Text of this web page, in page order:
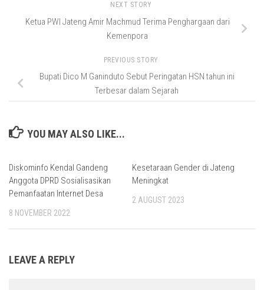
NEXT STORY
Ketua PWI Jateng Amir Machmud Terima Penghargaan dari
Kemenpora
PREVIOUS STORY
Bupati Dico M Ganinduto Sebut Peringatan HSN tahun ini
Terbesar dalam Sejarah
YOU MAY ALSO LIKE...
Diskominfo Kendal Gandeng
Anggota DPRD Sosialisasikan
Pemanfaatan Internet Desa
8 NOVEMBER 2022
Kesetaraan Gender di Jateng
Meningkat
2 AUGUST 2023
LEAVE A REPLY